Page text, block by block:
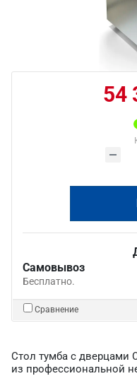
54
Самовывоз
Бесплатно.
Сравнение
Стол тумба с дверцами
из профессиональной